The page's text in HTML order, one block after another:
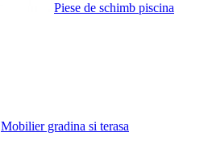
Piese de schimb piscina
Mobilier gradina si terasa